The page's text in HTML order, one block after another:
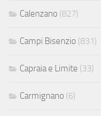
Calenzano (827)
Campi Bisenzio (831)
Capraia e Limite (33)
Carmignano (6)